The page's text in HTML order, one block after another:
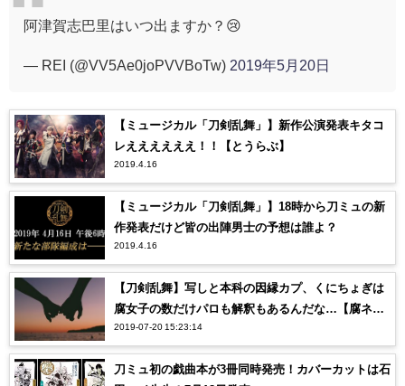
阿津賀志巴里はいつ出ますか？😢
— REI (@VV5Ae0joPVVBoTw) 2019年5月20日
【ミュージカル「刀剣乱舞」】新作公演発表キタコ
レええええええ！！【とうらぶ】
2019.4.16
【ミュージカル「刀剣乱舞」】18時から刀ミュの新
作発表だけど皆の出陣男士の予想は誰よ？
2019.4.16
【刀剣乱舞】写しと本科の因縁カプ、くにちょぎは
腐女子の数だけパロも解釈もあるんだな…【腐ネ
タ】
2019-07-20 15:23:14
刀ミュ初の戯曲本が3冊同時発売！カバーカットは石